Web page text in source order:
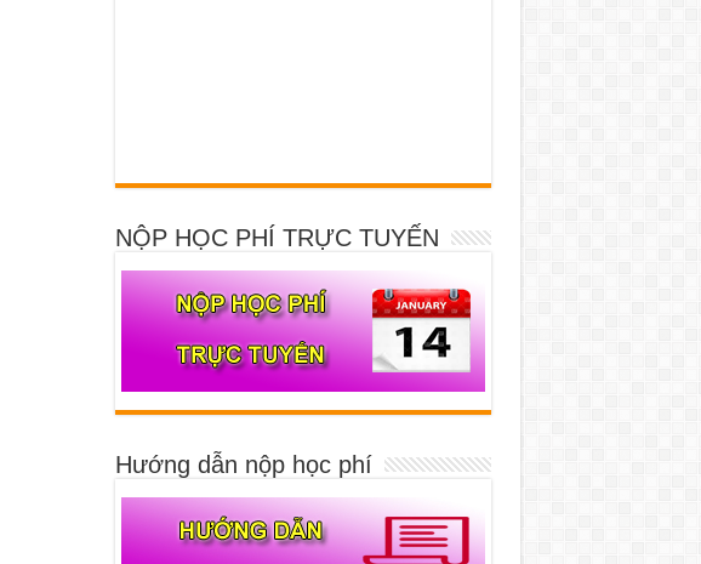
NỘP HỌC PHÍ TRỰC TUYẾN
Hướng dẫn nộp học phí